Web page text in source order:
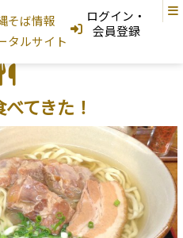
そば情報
タルサイト
ード検索
町 名護市 宜野座村 恩納村 金武町
ログイン・
会員登録
てきた！